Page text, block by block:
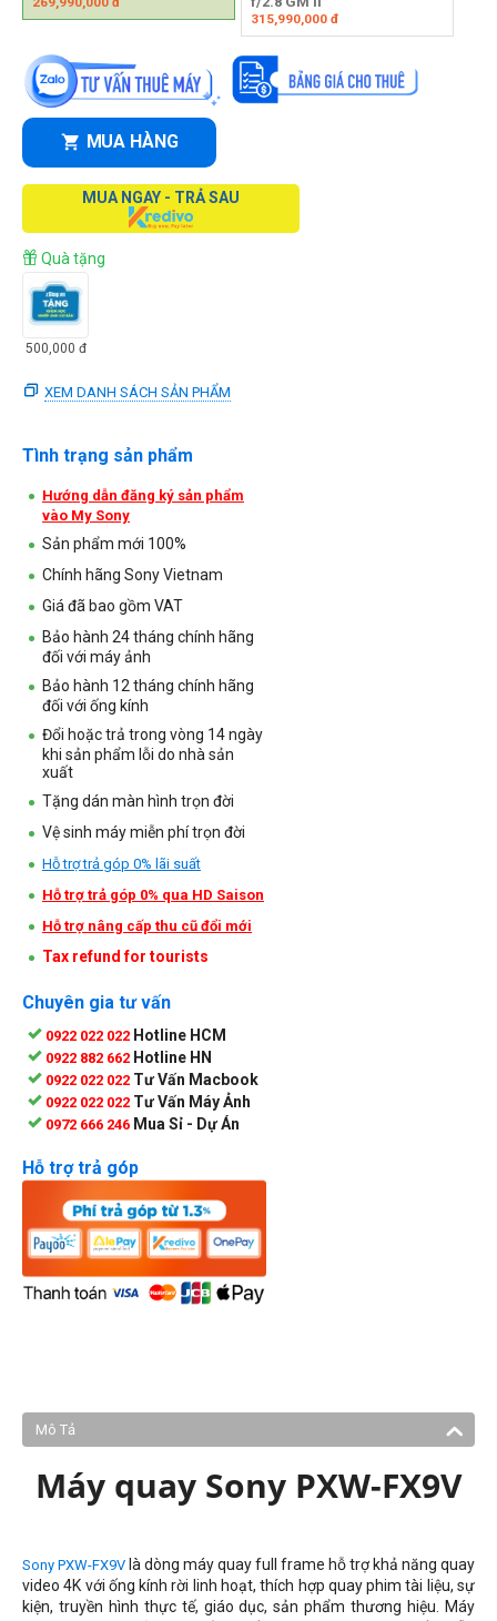
315,990,000đ
MUA HÀNG
MUA NGAY - TRẢ SAU
Quà tặng
500,000 đ
XEM DANH SÁCH SẢN PHẨM
Tình trạng sản phẩm
Hướng dẫn đăng ký sản phẩm
vào My Sony
Sản phẩm mới 100%
Chính hãng Sony Vietnam
Giá đã bao gồm VAT
Bảo hành 24 tháng chính hãng
đối với máy ảnh
Bảo hành 12 tháng chính hãng
đối với ống kính
Đổi hoặc trả trong vòng 14 ngày
khi sản phẩm lỗi do nhà sản
xuất
Tặng dán màn hình trọn đời
Vệ sinh máy miễn phí trọn đời
Hỗ trợ trả góp 0% lãi suất
Hỗ trợ trả góp 0% qua HD Saison
Hỗ trợ nâng cấp thu cũ đổi mới
Tax refund for tourists
Chuyên gia tư vấn
0922 022 022 Hotline HCM
0922 882 662 Hotline HN
0922 022 022 Tư Vấn Macbook
0922 022 022 Tư Vấn Máy Ảnh
0972 666 246 Mua Sỉ - Dự Án
Hỗ trợ trả góp
Mô Tả
Máy quay Sony PXW-FX9V
Sony PXW-FX9V là dòng máy quay full frame hỗ trợ khả năng quay
video 4K với ống kính rời linh hoạt, thích hợp quay phim tài liệu, sự
kiện, truyền hình thực tế, giáo dục, sản phẩm thương hiệu. Máy